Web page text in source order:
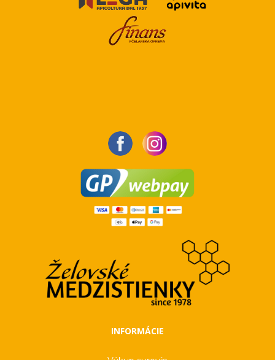
INFORMÁCIE